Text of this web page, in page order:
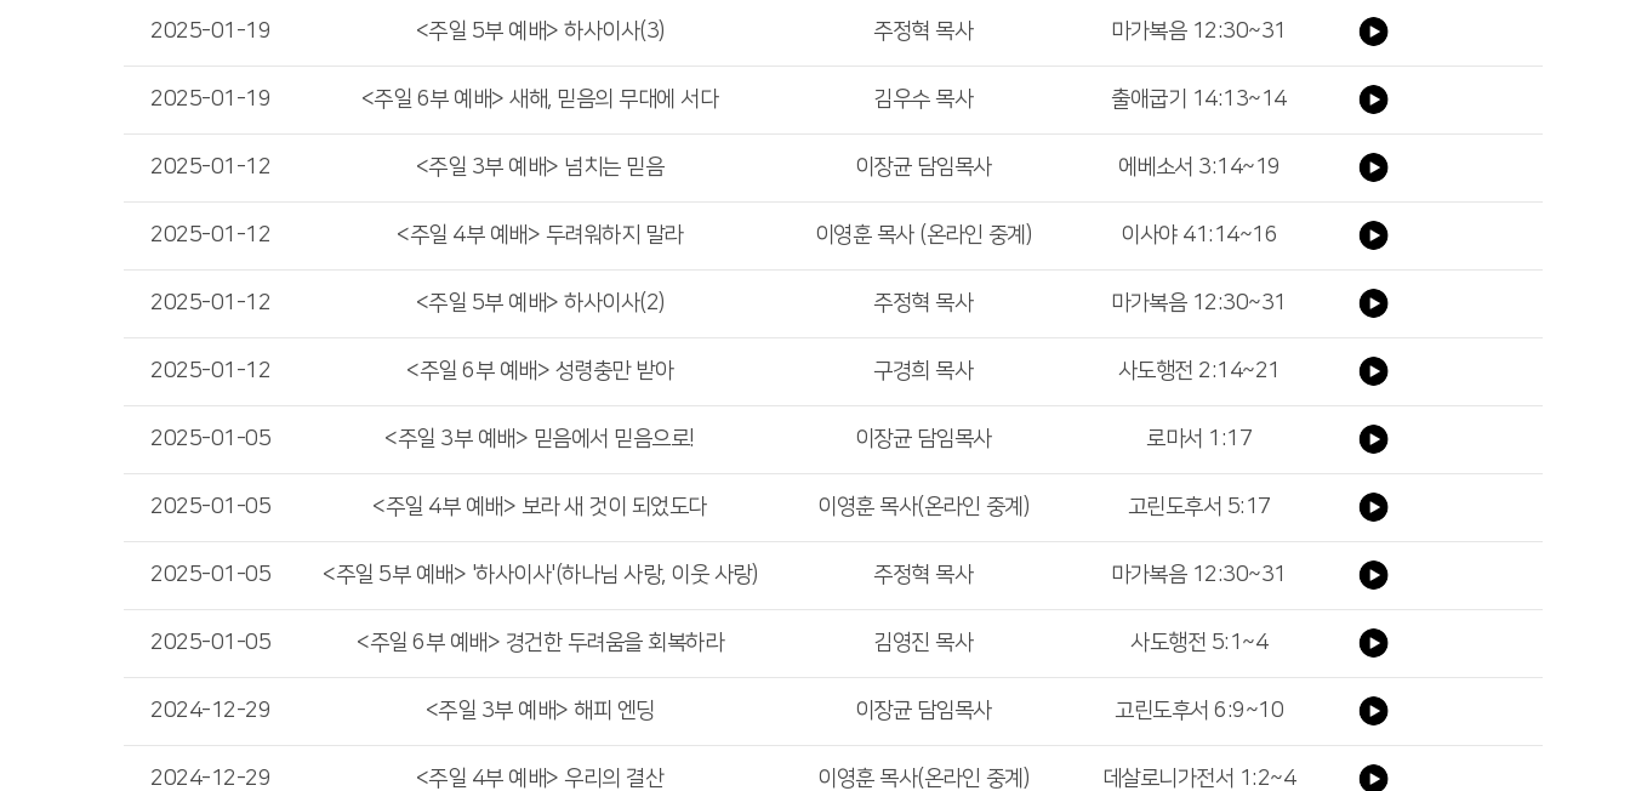
2025-01-19 <주일 5부 예배> 하사이사(3) 주정혁 목사 마가복음 12:30~31
2025-01-19 <주일 6부 예배> 새해, 믿음의 무대에 서다 김우수 목사 출애굽기 14:13~14
2025-01-12 <주일 3부 예배> 넘치는 믿음 이장균 담임목사 에베소서 3:14~19
2025-01-12 <주일 4부 예배> 두려워하지 말라 이영훈 목사 (온라인 중계) 이사야 41:14~16
2025-01-12 <주일 5부 예배> 하사이사(2) 주정혁 목사 마가복음 12:30~31
2025-01-12 <주일 6부 예배> 성령충만 받아 구경희 목사 사도행전 2:14~21
2025-01-05 <주일 3부 예배> 믿음에서 믿음으로! 이장균 담임목사 로마서 1:17
2025-01-05 <주일 4부 예배> 보라 새 것이 되었도다 이영훈 목사(온라인 중계) 고린도후서 5:17
2025-01-05 <주일 5부 예배> '하사이사'(하나님 사랑, 이웃 사랑) 주정혁 목사 마가복음 12:30~31
2025-01-05 <주일 6부 예배> 경건한 두려움을 회복하라 김영진 목사 사도행전 5:1~4
2024-12-29 <주일 3부 예배> 해피 엔딩 이장균 담임목사 고린도후서 6:9~10
2024-12-29 <주일 4부 예배> 우리의 결산 이영훈 목사(온라인 중계) 데살로니가전서 1:2~4